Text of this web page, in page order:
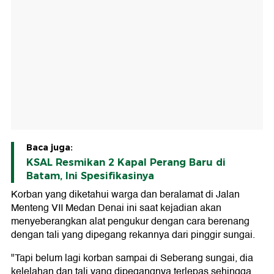
Baca juga:
KSAL Resmikan 2 Kapal Perang Baru di
Batam, Ini Spesifikasinya
Korban yang diketahui warga dan beralamat di Jalan
Menteng VII Medan Denai ini saat kejadian akan
menyeberangkan alat pengukur dengan cara berenang
dengan tali yang dipegang rekannya dari pinggir sungai.
"Tapi belum lagi korban sampai di Seberang sungai, dia